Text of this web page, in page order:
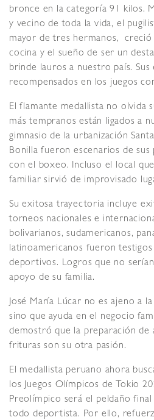
bronce en la categoría 91 kilos.
y vecino de toda la vida, el
mayor de tres hermanos,
cocina y el sueño de ser un
brinde lauros a nuestro país. Sus
recompensados en los juegos
El flamante medallista no olvida
más tempranos están ligados a
gimnasio de la urbanización
Bonilla fueron escenarios de
con el boxeo. Incluso el local
familiar sirvió de improvisado
Su exitosa trayectoria incluye
torneos nacionales e
bolivarianos, sudamericanos,
latinoamericanos fueron testigos
deportivos. Logros que no
apoyo de su familia.
José María Lúcar no es ajeno a
sino que ayuda en el negocio
demostró que la preparación de
frituras son su otra pasión.
El medallista peruano ahora
los Juegos Olímpicos de Tokio
Preolímpico será el peldaño
todo deportista. Por ello,